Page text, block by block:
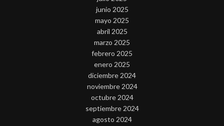
junio 2025
mayo 2025
abril 2025
marzo 2025
febrero 2025
enero 2025
diciembre 2024
noviembre 2024
octubre 2024
septiembre 2024
agosto 2024